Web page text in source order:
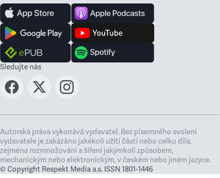
Sledujte nás
Autorská práva vykonává vydavatel. Bez písemného svolení
vydavatele je zakázáno jakékoli užití částí nebo celku díla,
zejména rozmnožování a šíření jakýmkoli způsobem,
mechanickým nebo elektronickým, v českém nebo jiném jazyce.
© Copyright Respekt Media a.s. ISSN 1801-1446